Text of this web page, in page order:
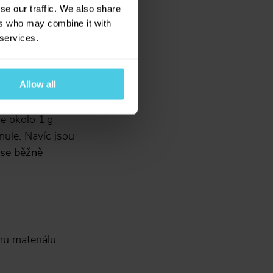
our traffic. We also share
who may combine it with
Allow all
téměř nic
je ovlivněn
okolo 1 g
Navíc jsou
se běžně
materiálu